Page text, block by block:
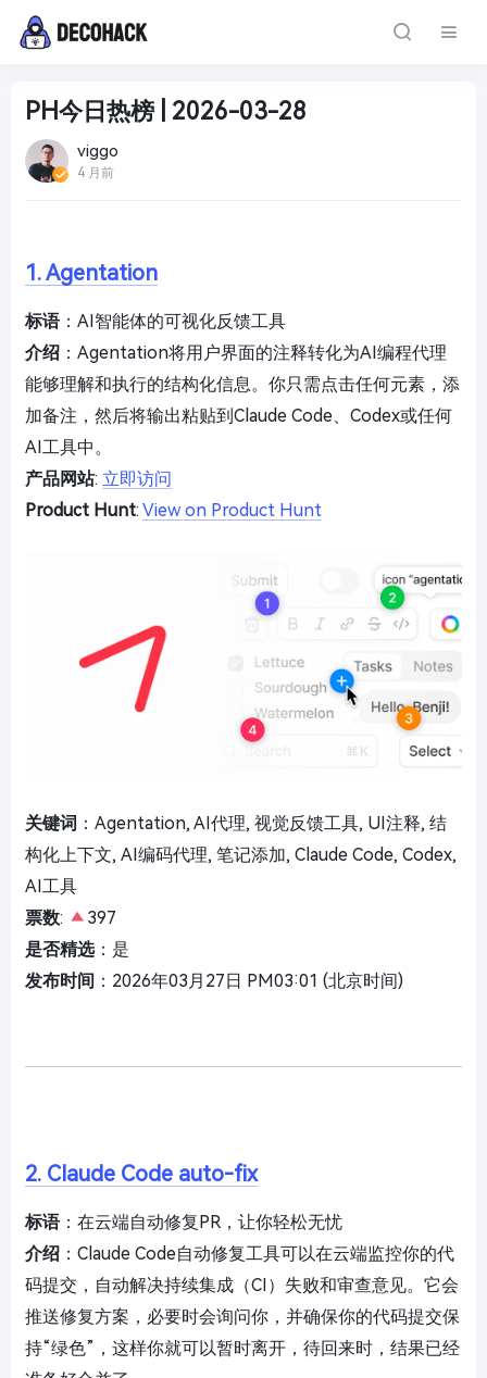
PH今日热榜 | 2026-03-28
viggo
4 月前
1. Agentation
标语：AI智能体的可视化反馈工具
介绍 ：Agentation将用户界面的注释转化为AI编程代理
能够理解和执行的结构化信息。你只需点击任何元素，添
加备注，然后将输出粘贴到Claude Code、Codex或任何
AI工具中。
产品网站: 立即访问
Product Hunt: View on Product Hunt
关键词 ：Agentation, AI代理, 视觉反馈工具, UI注释, 结
构化上下文, AI编码代理, 笔记添加, Claude Code, Codex,
AI工具
票数:
397
是否精选：是
发布时间 ：2026年03月27日 PM03:01 (北京时间)
2. Claude Code auto-fix
标语：在云端自动修复PR，让你轻松无忧
介绍 ：Claude Code自动修复工具可以在云端监控你的代
码提交，自动解决持续集成（CI）失败和审查意见。它会
推送修复方案，必要时会询问你，并确保你的代码提交保
持“绿色”，这样你就可以暂时离开，待回来时，结果已经